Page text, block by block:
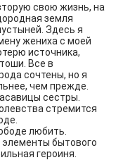
свою жизнь, на
земля
Здесь я
жениха с моей
источника,
Все в
сочтены, но я
чем прежде.
сестры.
стремится
любить.
элементы бытового
героиня.